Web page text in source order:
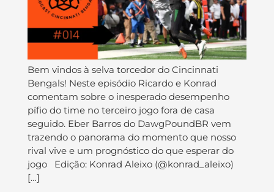
Bem vindos à selva torcedor do Cincinnati
Bengals! Neste episódio Ricardo e Konrad
comentam sobre o inesperado desempenho
pífio do time no terceiro jogo fora de casa
seguido. Eber Barros do DawgPoundBR vem
trazendo o panorama do momento que nosso
rival vive e um prognóstico do que esperar do
jogo Edição: Konrad Aleixo (@konrad_aleixo)
[…]